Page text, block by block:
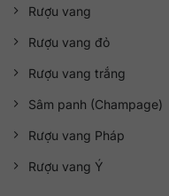
Rượu vang
Rượu vang đỏ
Rượu vang trắng
Sâm panh (Champage)
Rượu vang Pháp
Rượu vang Ý